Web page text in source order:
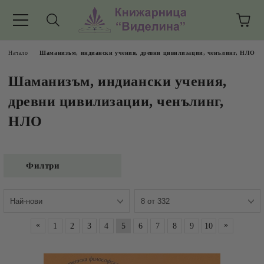
Начало Шаманизъм, индиански учения, древни цивилизации, ченълинг, НЛО
Шаманизъм, индиански учения,
древни цивилизации, ченълинг,
НЛО
Филтри
« 1 2 3 4 5 6 7 8 9 10 »